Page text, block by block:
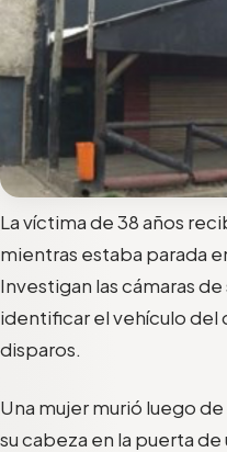
La víctima de 38 años
mientras estaba parada
Investigan las cámaras
identificar el vehículo del
disparos.
Una mujer murió luego
su cabeza en la puerta